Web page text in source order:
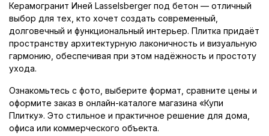
Керамогранит Иней Lasselsberger под бетон — отличный
выбор для тех, кто хочет создать современный,
долговечный и функциональный интерьер. Плитка придаёт
пространству архитектурную лаконичность и визуальную
гармонию, обеспечивая при этом надёжность и простоту
ухода.
Ознакомьтесь с фото, выберите формат, сравните цены и
оформите заказ в онлайн-каталоге магазина «Купи
Плитку». Это стильное и практичное решение для дома,
офиса или коммерческого объекта.